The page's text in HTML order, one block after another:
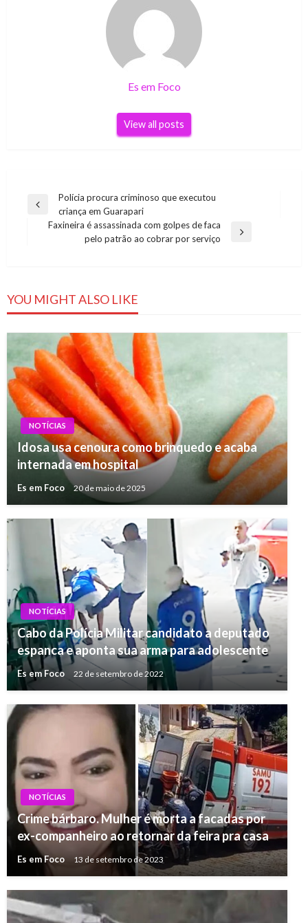
Es em Foco
View all posts
Navegação
Previous
Polícia procura criminoso que executou
criança em Guarapari
Faxineira é assassinada com golpes de faca
pelo patrão ao cobrar por serviço
YOU MIGHT ALSO LIKE
NOTÍCIAS
Idosa usa cenoura como brinquedo e acaba
internada em hospital
Es em Foco 20 de maio de 2025
NOTÍCIAS
Cabo da Polícia Militar candidato a deputado
espanca e aponta sua arma para adolescente
Es em Foco 22 de setembro de 2022
NOTÍCIAS
Crime bárbaro. Mulher é morta a facadas por
ex-companheiro ao retornar da feira pra casa
Es em Foco 13 de setembro de 2023